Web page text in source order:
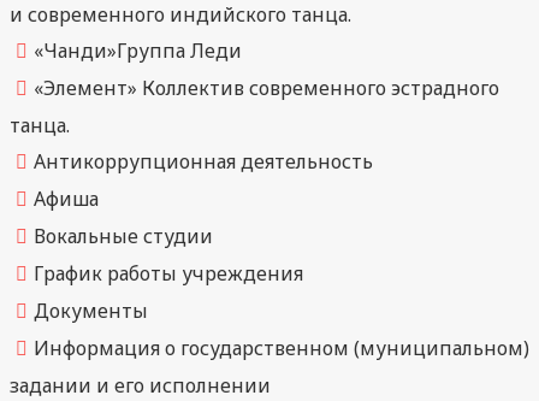
и современного индийского танца.
«Чанди»Группа Леди
«Элемент» Коллектив современного эстрадного
танца.
Антикоррупционная деятельность
Афиша
Вокальные студии
График работы учреждения
Документы
Информация о государственном (муниципальном)
задании и его исполнении